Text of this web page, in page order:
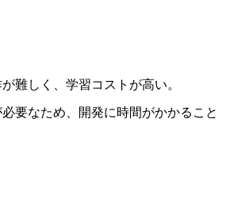
難しく、学習コストが高い。
要なため、開発に時間がかかること